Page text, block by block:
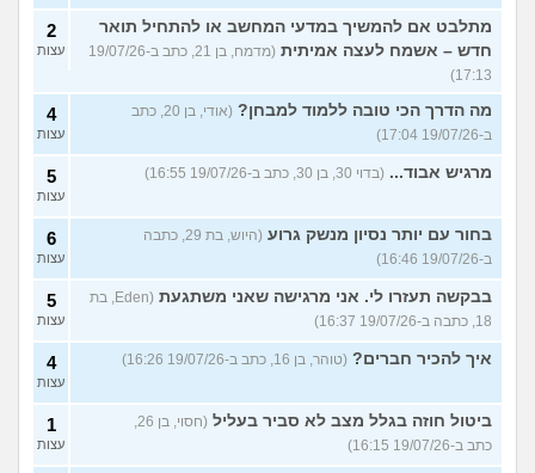
מתלבט אם להמשיך במדעי המחשב או להתחיל תואר
חדש – אשמח לעצה אמיתית
(מדמח, בן 21, כתב ב-19/07/26
17:13)
2
עצות
מה הדרך הכי טובה ללמוד למבחן?
(אודי, בן 20, כתב
ב-19/07/26 17:04)
4
עצות
מרגיש אבוד... (בדוי 30, בן 30, כתב ב-19/07/26 16:55) 5
עצות
בחור עם יותר נסיון מנשק גרוע
(היוש, בת 29, כתבה
ב-19/07/26 16:46)
6
עצות
בבקשה תעזרו לי. אני מרגישה שאני משתגעת
(Eden, בת
18, כתבה ב-19/07/26 16:37)
5
עצות
איך להכיר חברים? (טוהר, בן 16, כתב ב-19/07/26 16:26) 4
עצות
ביטול חוזה בגלל מצב לא סביר בעליל
(חסוי, בן 26,
כתב ב-19/07/26 16:15)
1
עצות